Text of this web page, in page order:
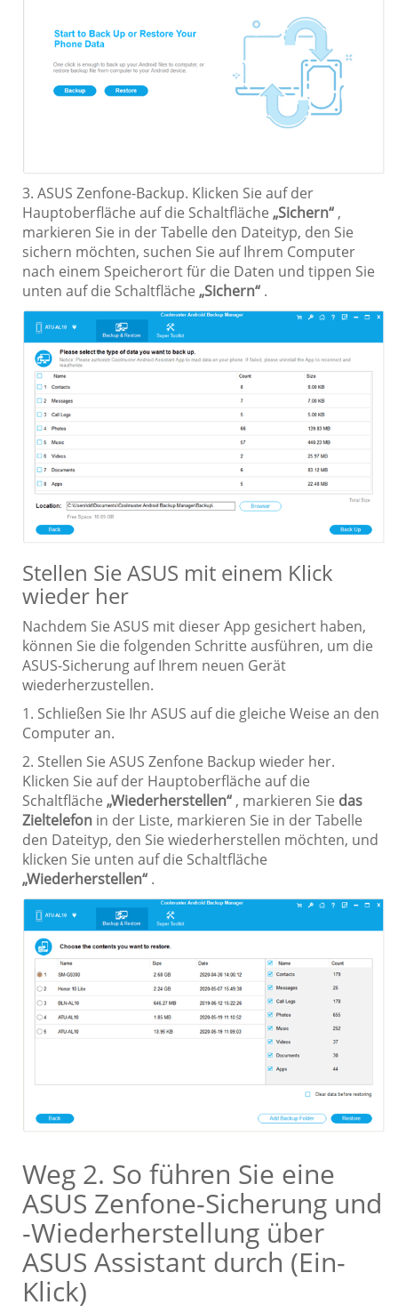
3. ASUS Zenfone-Backup. Klicken Sie auf der
Hauptoberfläche auf die Schaltfläche „Sichern“ ,
markieren Sie in der Tabelle den Dateityp, den Sie
sichern möchten, suchen Sie auf Ihrem Computer
nach einem Speicherort für die Daten und tippen Sie
unten auf die Schaltfläche „Sichern“ .
Stellen Sie ASUS mit einem Klick
wieder her
Nachdem Sie ASUS mit dieser App gesichert haben,
können Sie die folgenden Schritte ausführen, um die
ASUS-Sicherung auf Ihrem neuen Gerät
wiederherzustellen.
1. Schließen Sie Ihr ASUS auf die gleiche Weise an den
Computer an.
2. Stellen Sie ASUS Zenfone Backup wieder her.
Klicken Sie auf der Hauptoberfläche auf die
Schaltfläche „Wiederherstellen“ , markieren Sie das
Zieltelefon in der Liste, markieren Sie in der Tabelle
den Dateityp, den Sie wiederherstellen möchten, und
klicken Sie unten auf die Schaltfläche
„Wiederherstellen“ .
Weg 2. So führen Sie eine
ASUS Zenfone-Sicherung und
-Wiederherstellung über
ASUS Assistant durch (Ein-
Klick)